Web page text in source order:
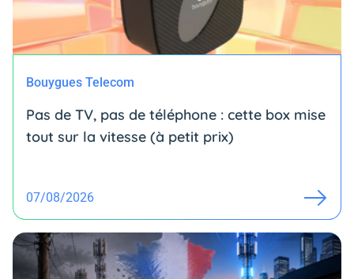
Bouygues Telecom
Pas de TV, pas de téléphone : cette box mise
tout sur la vitesse (à petit prix)
07/08/2026